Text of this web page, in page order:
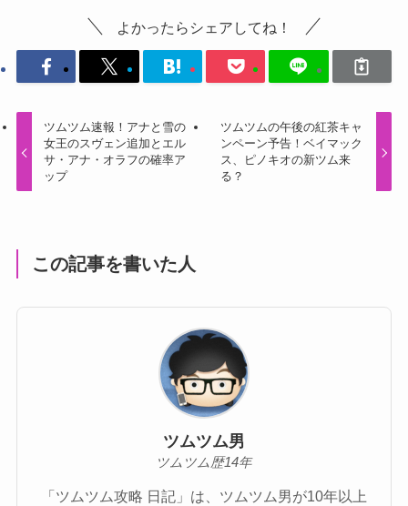
よかったらシェアしてね！
ツムツム速報！アナと雪の
女王のスヴェン追加とエル
サ・アナ・オラフの確率ア
ップ
ツムツムの午後の紅茶キャ
ンペーン予告！ベイマック
ス、ピノキオの新ツム来
る？
この記事を書いた人
ツムツム男
ツムツム歴14年
「ツムツム攻略 日記」は、ツムツム男が10年以上